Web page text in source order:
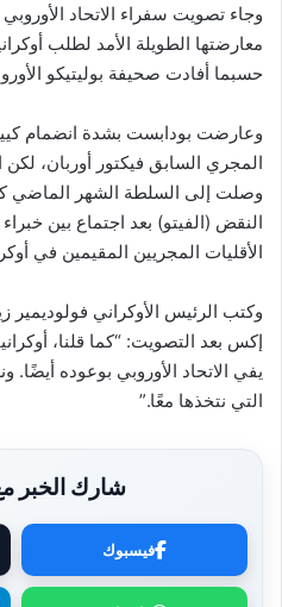
وجاء تصويت سفراء الاتحاد
معارضتها الطويلة الأمد لطلب
حسبما أفادت صحيفة بوليتيكو
وعارضت بودابست بشدة انضمام
المجري السابق فيكتور أوربان، لكن
وصلت إلى السلطة الشهر الماضي
النقض (الفيتو) بعد اجتماع بين
الأقليات المجريين المقيمين في
وكتب الرئيس الأوكراني
إكس بعد التصويت: “كما قلنا،
يفي الاتحاد الأوروبي بوعوده
التي نتخذها معًا.”
شارك الخبر
فيسبوك